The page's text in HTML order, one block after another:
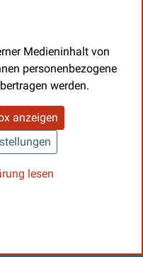
Medieninhalt von
personenbezogene
werden.
anzeigen
lesen